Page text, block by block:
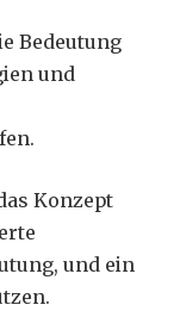
Bedeutung
und
Konzept
und ein